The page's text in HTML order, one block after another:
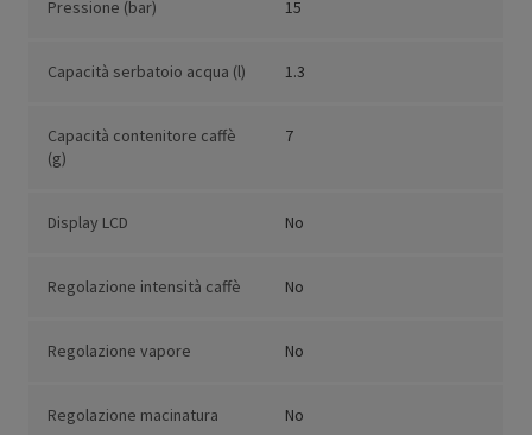
Pressione (bar) 15
Capacità serbatoio acqua (l) 1.3
Capacità contenitore caffè
(g)
7
Display LCD No
Regolazione intensità caffè No
Regolazione vapore No
Regolazione macinatura No